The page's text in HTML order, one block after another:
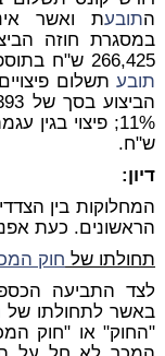
התובעת ואשר
במסגרת חוזה
266,425 ש"ח בתוספת ריבית שנתית בשיעור של 11%; קונס
תובע
ש"ח.
דיון:
המחלוקות בין
הראשונים. כעת
תחולתו של חוק
לצד התביעה
באשר לתחולתו של
"החוק" או "חוק